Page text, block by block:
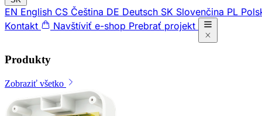
EN English CS Čeština DE Deutsch SK Slovenčina PL
Kontakt
Navštíviť e-shop Prebrať projekt
Produkty
Zobraziť všetko